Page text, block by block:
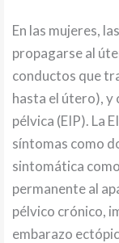
En las mujeres,
propagarse al
conductos que
hasta el útero),
pélvica (EIP). La
síntomas como
sintomática
permanente al
pélvico crónico,
embarazo